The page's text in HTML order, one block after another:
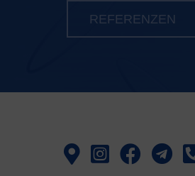
REFERENZEN